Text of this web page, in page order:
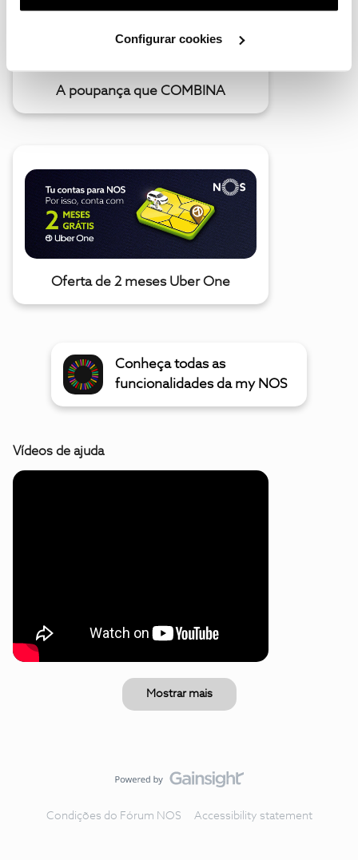
utilização dos cookies clicando em "Configurar
Configurar cookies
A poupança que COMBINA
Oferta de 2 meses Uber One
Conheça todas as
funcionalidades da my NOS
Vídeos de ajuda
Mostrar mais
Condições do Fórum NOS Accessibility statement